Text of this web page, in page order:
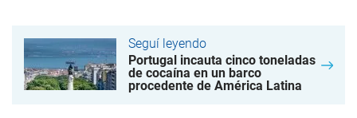
Seguí leyendo
Portugal incauta cinco toneladas
de cocaína en un barco
procedente de América Latina